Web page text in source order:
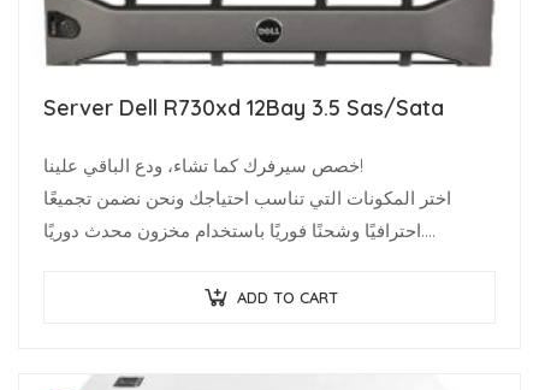
Server Dell R730xd 12Bay 3.5 Sas/Sata
خصص سيرفرك كما تشاء، ودع الباقي علينا!
اختر المكونات التي تناسب احتياجك ونحن نضمن تجميعًا
احترافيًا وشحنًا فوريًا باستخدام مخزون محدث دوريًا.
ADD TO CART